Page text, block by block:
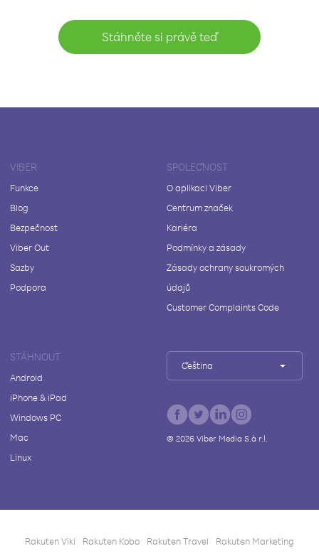
Stáhněte si právě teď
VIBER
Funkce
Blog
Bezpečnost
Viber Out
Sazby
Podpora
SPOLEČNOST
O aplikaci Viber
Centrum značek
Kariéra
Podmínky a zásady
Zásady ochrany soukromých
údajů
Customer Complaints Code
STÁHNOUT
Android
iPhone & iPad
Windows PC
Mac
Linux
Čeština
© 2026Viber Media S.à r.l.
Rakuten Viki Rakuten Kobo Rakuten Travel Rakuten Marketing